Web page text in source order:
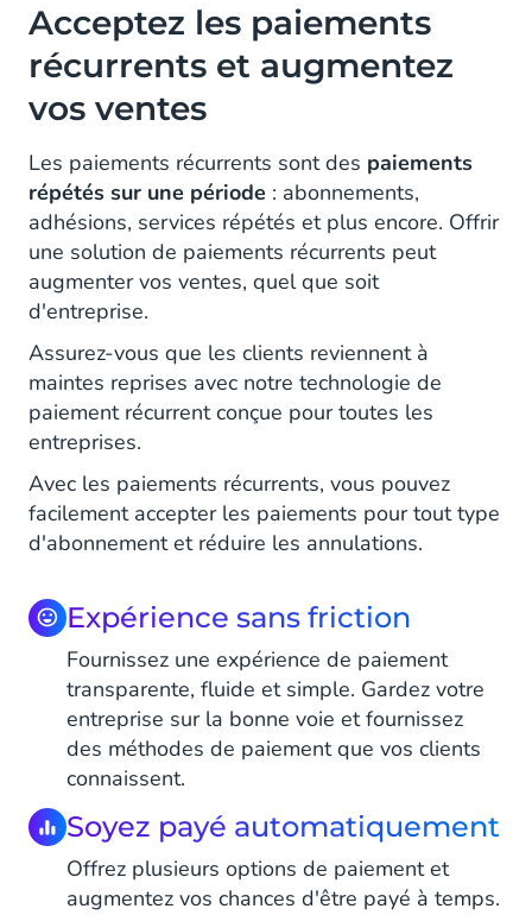
Acceptez les paiements
récurrents et augmentez
vos ventes
Les paiements récurrents sont des paiements
répétés sur une période : abonnements,
adhésions, services répétés et plus encore. Offrir
une solution de paiements récurrents peut
augmenter vos ventes, quel que soit
d'entreprise.
Assurez-vous que les clients reviennent à
maintes reprises avec notre technologie de
paiement récurrent conçue pour toutes les
entreprises.
Avec les paiements récurrents, vous pouvez
facilement accepter les paiements pour tout type
d'abonnement et réduire les annulations.
Expérience sans friction
Fournissez une expérience de paiement
transparente, fluide et simple. Gardez votre
entreprise sur la bonne voie et fournissez
des méthodes de paiement que vos clients
connaissent.
Soyez payé automatiquement
Offrez plusieurs options de paiement et
augmentez vos chances d'être payé à temps.